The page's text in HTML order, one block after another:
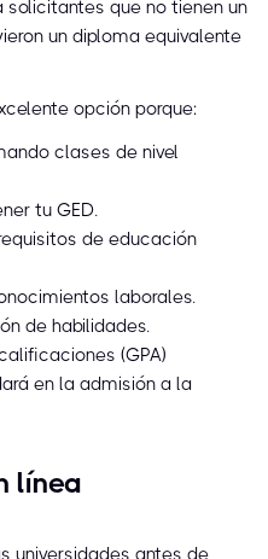
que no tienen un
un diploma equivalente
opción porque:
clases de nivel
tu GED.
de educación
laborales.
de habilidades.
(GPA)
en la admisión a la
línea
universidades antes de